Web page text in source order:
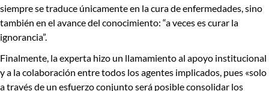
siempre se traduce únicamente en la cura de enfermedades, sino
también en el avance del conocimiento: “a veces es curar la
ignorancia”.
Finalmente, la experta hizo un llamamiento al apoyo institucional
y a la colaboración entre todos los agentes implicados, pues «solo
a través de un esfuerzo conjunto será posible consolidar los